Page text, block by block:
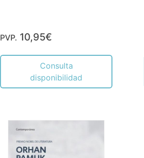
PVP. 10,95€
Consulta
disponibilidad